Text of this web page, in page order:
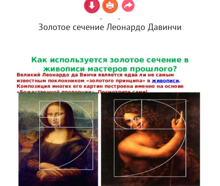
Золотое сечение Леонардо Давинчи